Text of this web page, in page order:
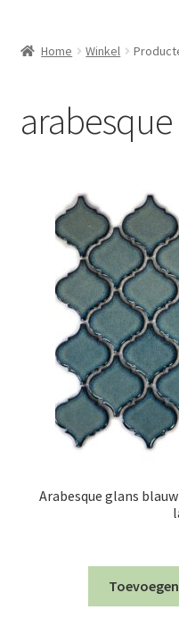
Mozaïekvellen
Contact
Home Winkel
arabesque
Arabesque glans